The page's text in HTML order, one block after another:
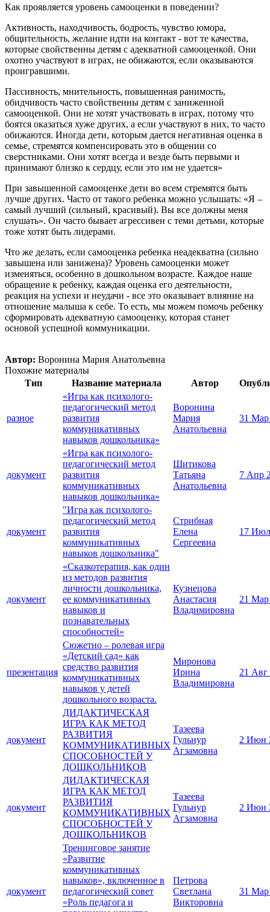
Как проявляется уровень самооценки в поведении?
Активность, находчивость, бодрость, чувство юмора,
общительность, желание идти на контакт - вот те качества,
которые свойственны детям с адекватной самооценкой. Они
охотно участвуют в играх, не обижаются, если оказываются
проигравшими.
Пассивность, мнительность, повышенная ранимость,
обидчивость часто свойственны детям с заниженной
самооценкой. Они не хотят участвовать в играх, потому что
боятся оказаться хуже других, а если участвуют в них, то часто
обижаются. Иногда дети, которым дается негативная оценка в
семье, стремятся компенсировать это в общении со
сверстниками. Они хотят всегда и везде быть первыми и
принимают близко к сердцу, если это им не удается»
При завышенной самооценке дети во всем стремятся быть
лучше других. Часто от такого ребенка можно услышать: «Я –
самый лучший (сильный, красивый). Вы все должны меня
слушать». Он часто бывает агрессивен с теми детьми, которые
тоже хотят быть лидерами.
Что же делать, если самооценка ребенка неадекватна (сильно
завышена или занижена)? Уровень самооценки может
изменяться, особенно в дошкольном возрасте. Каждое наше
обращение к ребенку, каждая оценка его деятельности,
реакция на успехи и неудачи - все это оказывает влияние на
отношение малыша к себе. То есть, мы можем помочь ребенку
сформировать адекватную самооценку, которая станет
основой успешной коммуникации.
Автор: Воронина Мария Анатольевна
Похожие материалы
Тип
Название материала Автор
разное
«Игра как психолого-
педагогический метод
развития
коммуникативных
навыков дошкольника»
Воронина
Мария
Анатольевна
31 Мар
документ
«Игра как психолого-
педагогический метод
развития
коммуникативных
навыков дошкольника»
Шитикова
Татьяна
Анатольевна
7 Апр
документ
"Игра как психолого-
педагогический метод
развития
коммуникативных
навыков дошкольника"
Стрибная
Елена
Сергеевна
17
документ
«Сказкотерапия, как один
из методов развития
личности дошкольника,
ее коммуникативных
навыков и
познавательных
способностей»
Кузнецова
Анастасия
Владимировна
21 Мар
презентация
Сюжетно – ролевая игра
«Детский сад» как
средство развития
коммуникативных
навыков у детей
дошкольного возраста.
Миронова
Ирина
Владимировна
21 Авг
документ
ДИДАКТИЧЕСКАЯ
ИГРА КАК МЕТОД
РАЗВИТИЯ
КОММУНИКАТИВНЫХ
СПОСОБНОСТЕЙ У
ДОШКОЛЬНИКОВ
Тазеева
Гульнур
Агзамовна
2 Июн
документ
ДИДАКТИЧЕСКАЯ
ИГРА КАК МЕТОД
РАЗВИТИЯ
КОММУНИКАТИВНЫХ
СПОСОБНОСТЕЙ У
ДОШКОЛЬНИКОВ
Тазеева
Гульнур
Агзамовна
2 Июн
документ
Тренинговое занятие
«Развитие
коммуникативных
навыков», включенное в
педагогический совет
«Роль педагога и
Петрова
Светлана
Викторовна
31 Мар